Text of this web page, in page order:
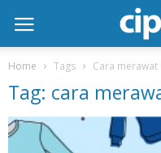
Home Tags Cara
Tag: cara